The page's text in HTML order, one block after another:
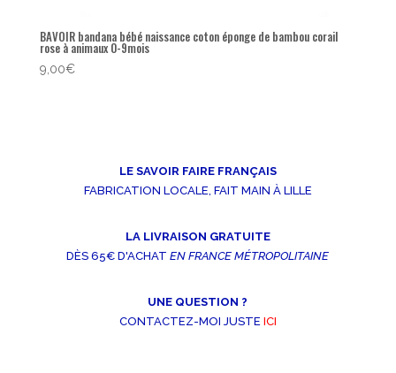
BAVOIR bandana bébé naissance coton éponge de bambou corail
rose à animaux 0-9mois
9,00€
LE SAVOIR FAIRE FRANÇAIS
FABRICATION LOCALE, FAIT MAIN À LILLE
LA LIVRAISON GRATUITE
DÈS 65€ D'ACHATEN FRANCE MÉTROPOLITAINE
UNE QUESTION ?
CONTACTEZ-MOI JUSTE ICI